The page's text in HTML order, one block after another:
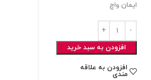
ایمان واچ
افزودن به سبد خرید
افزودن به علاقه
مندی